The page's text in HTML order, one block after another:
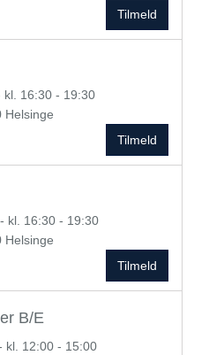
Tilmeld
kl. 16:30 - 19:30
Helsinge
Tilmeld
kl. 16:30 - 19:30
Helsinge
Tilmeld
B/E
kl. 12:00 - 15:00